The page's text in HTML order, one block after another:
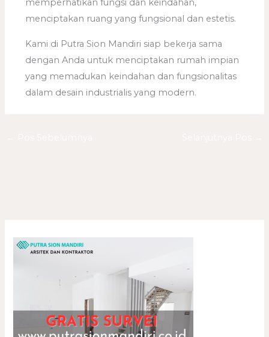
memperhatikan fungsi dan keindahan,
menciptakan ruang yang fungsional dan estetis.
Kami di Putra Sion Mandiri siap bekerja sama
dengan Anda untuk menciptakan rumah impian
yang memadukan keindahan dan fungsionalitas
dalam desain industrialis yang modern.